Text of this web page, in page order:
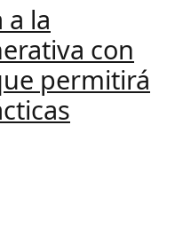
la
con
permitirá